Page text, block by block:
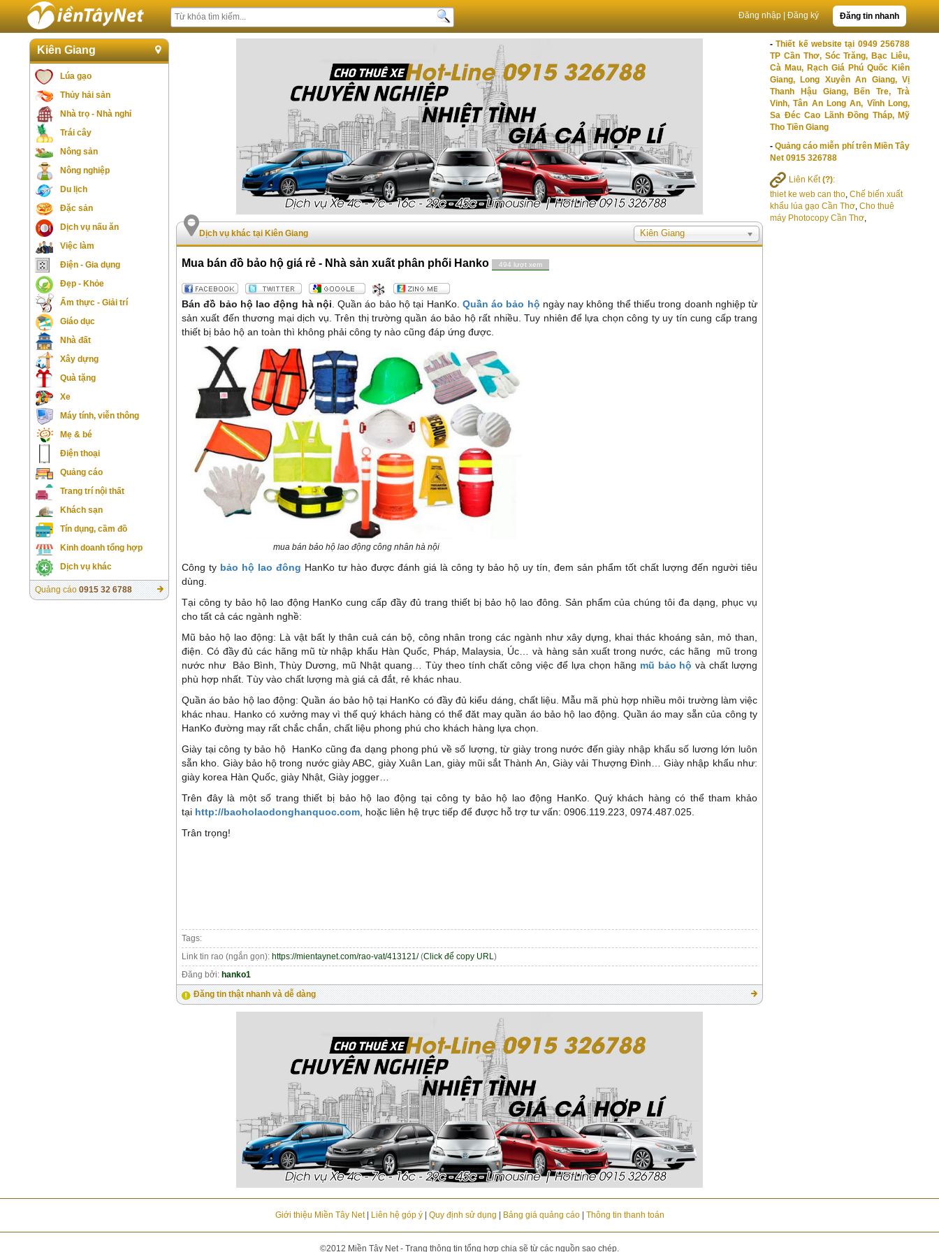
Đăng tin nhanh
Đăng nhập Đăng ký
Kiên Giang
Lúa gạo
Thủy hải sản
Nhà trọ - Nhà nghỉ
Trái cây
Nông sản
Nông nghiệp
Du lịch
Đặc sản
Dịch vụ nấu ăn
Việc làm
Điện - Gia dụng
Đẹp - Khỏe
Ẩm thực - Giải trí
Giáo dục
Nhà đất
Xây dựng
Quà tặng
Xe
Máy tính, viễn thông
Mẹ & bé
Điện thoại
Quảng cáo
Trang trí nội thất
Khách sạn
Tín dụng, cầm đồ
Kinh doanh tổng hợp
Dịch vụ khác
Quảng cáo 0915 32 6788
-Thiết kế website tại 0949 256788
TP Cần Thơ, Sóc Trăng, Bạc Liêu,
Cà Mau, Rạch Giá Phú Quốc Kiên
Giang, Long Xuyên An Giang, Vị
Thanh Hậu Giang, Bến Tre, Trà
Vinh, Tân An Long An, Vĩnh Long,
Sa Đéc Cao Lãnh Đồng Tháp, Mỹ
Tho Tiền Giang
-Quảng cáo miễn phí trên Miền Tây
Net 0915 326788
Liên Kết(?):
thiet ke web can tho, Chế biến xuất
khẩu lúa gạo Cần Thơ, Cho thuê
máy Photocopy Cần Thơ,
Dịch vụ khác tại Kiên Giang
Kiên Giang
Mua bán đồ bảo hộ giá rẻ - Nhà sản xuất phân phối Hanko 494 lượt xem
Bán đồ bảo hộ lao động hà nội . Quần áo bảo hộ tại HanKo. Quần áo bảo hộ ngày nay không thể thiếu trong doanh nghiệp từ
sản xuất đến thương mại dịch vụ. Trên thị trường quần áo bảo hộ rất nhiều. Tuy nhiên để lựa chọn công ty uy tín cung cấp trang
thiết bị bảo hộ an toàn thì không phải công ty nào cũng đáp ứng được.
mua bán bảo hộ lao động công nhân hà nội
Công ty bảo hộ lao đông HanKo tư hào được đánh giá là công ty bảo hộ uy tín, đem sản phẩm tốt chất lượng đến người tiêu
dùng.
Tại công ty bảo hộ lao động HanKo cung cấp đầy đủ trang thiết bị bảo hộ lao đông. Sản phẩm của chúng tôi đa dạng, phục vụ
cho tất cả các ngành nghề:
Mũ bảo hộ lao động: Là vật bất ly thân cuả cán bộ, công nhân trong các ngành như xây dựng, khai thác khoáng sản, mỏ than,
điện. Có đầy đủ các hãng mũ từ nhập khẩu Hàn Quốc, Pháp, Malaysia, Úc… và hàng sản xuất trong nước, các hãng mũ trong
nước như Bảo Bình, Thùy Dương, mũ Nhật quang… Tùy theo tính chất công việc để lựa chọn hãng mũ bảo hộ và chất lượng
phù hợp nhất. Tùy vào chất lượng mà giá cả đắt, rẻ khác nhau.
Quần áo bảo hộ lao động: Quần áo bảo hộ tại HanKo có đầy đủ kiểu dáng, chất liệu. Mẫu mã phù hợp nhiều môi trường làm việc
khác nhau. Hanko có xưởng may vì thế quý khách hàng có thể đăt may quần áo bảo hộ lao động. Quần áo may sẵn của công ty
HanKo đường may rất chắc chắn, chất liệu phong phú cho khách hàng lựa chọn.
Giày tại công ty bảo hộ HanKo cũng đa dạng phong phú về số lượng, từ giày trong nước đến giày nhập khẩu số lương lớn luôn
sẵn kho. Giày bảo hộ trong nước giày ABC, giày Xuân Lan, giày mũi sắt Thành An, Giày vải Thượng Đình… Giày nhập khẩu như:
giày korea Hàn Quốc, giày Nhật, Giày jogger…
Trên đây là một số trang thiết bị bảo hộ lao động tại công ty bảo hộ lao động HanKo. Quý khách hàng có thể tham khảo
tại http://baoholaodonghanquoc.com , hoặc liên hệ trực tiếp để được hỗ trợ tư vấn: 0906.119.223, 0974.487.025.
Trân trọng!
Tags:
Link tin rao (ngắn gọn): https://mientaynet.com/rao-vat/413121/(Click để copy URL)
Đăng bởi: hanko1
Đăng tin thật nhanh và dễ dàng
Giới thiệu Miền Tây Net| Liên hệ góp ý| Quy định sử dụng | Bảng giá quảng cáo| Thông tin thanh toán
©2012 Miền Tây Net - Trang thông tin tổng hợp chia sẽ từ các nguồn sao chép.